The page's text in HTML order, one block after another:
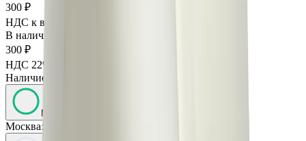
300 ₽
НДС к вычету:
В наличии
300 ₽
НДС 22% к вычету:
Наличие товара:
МСК
Москва: